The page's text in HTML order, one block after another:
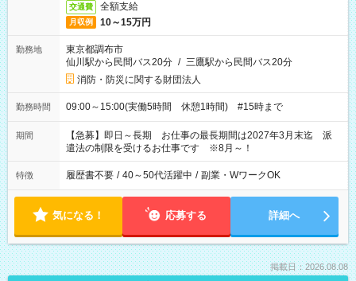
交通費 全額支給
月収例 10～15万円
勤務地
東京都調布市
仙川駅から民間バス20分 / 三鷹駅から民間バス20分
消防・防災に関する財団法人
勤務時間 09:00～15:00(実働5時間 休憩1時間) #15時まで
期間
【急募】即日～長期 お仕事の最長期間は2027年3月末迄 派
遣法の制限を受けるお仕事です ※8月～！
特徴 履歴書不要 / 40～50代活躍中 / 副業・WワークOK
気になる！ 応募する 詳細へ
掲載日：2026.08.08